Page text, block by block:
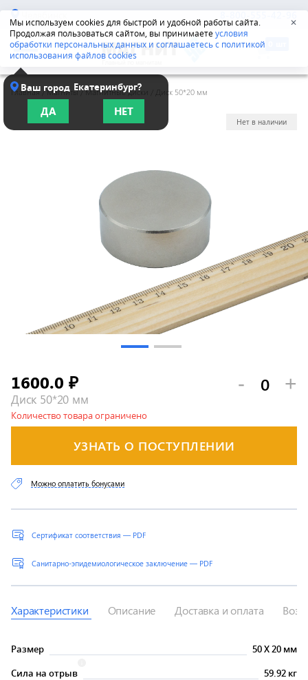
Мы используем cookies для быстрой и удобной работы сайта.
Продолжая пользоваться сайтом, вы принимаетеусловия
обработки персональных данных и соглашаетесь с политикой
использования файлов cookies
✕
Челябинск 8-800-555-42-96
Ваш город Екатеринбург?
ДА НЕТ
Главная /Магниты/Магнитные диски Диск 50*20 мм
Нет в наличии
Диск 50*20 мм
1600.0 ₽ - +
УЗНАТЬ О ПОСТУПЛЕНИИ
Количество товара ограничено
Сертификат соответствия — PDF
Санитарно-эпидемиологическое заключение — PDF
Можно оплатить бонусами
Характеристики Описание Доставка и оплата
Размер 50X20 мм
Сила на отрыв
59.92 кг